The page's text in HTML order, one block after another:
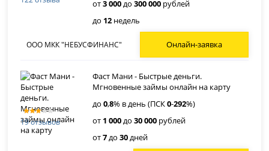
от3 000до300 000 рублей
до 12 недель
ООО МКК "НЕБУСФИНАНС" Онлайн-заявка
19 отзывов
Фаст Мани - Быстрые деньги.
Мгновенные займы онлайн на карту
до0,8% в день (ПСК0-292%)
от 1 000до30 000 рублей
от7до30дней